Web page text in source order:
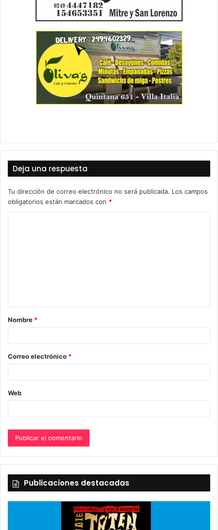
Deja una respuesta
Tu dirección de correo electrónico no será publicada. Los campos
obligatorios están marcados con *
a
r
*
Nombre *
Correo electrónico *
Web
Publicaciones destacadas